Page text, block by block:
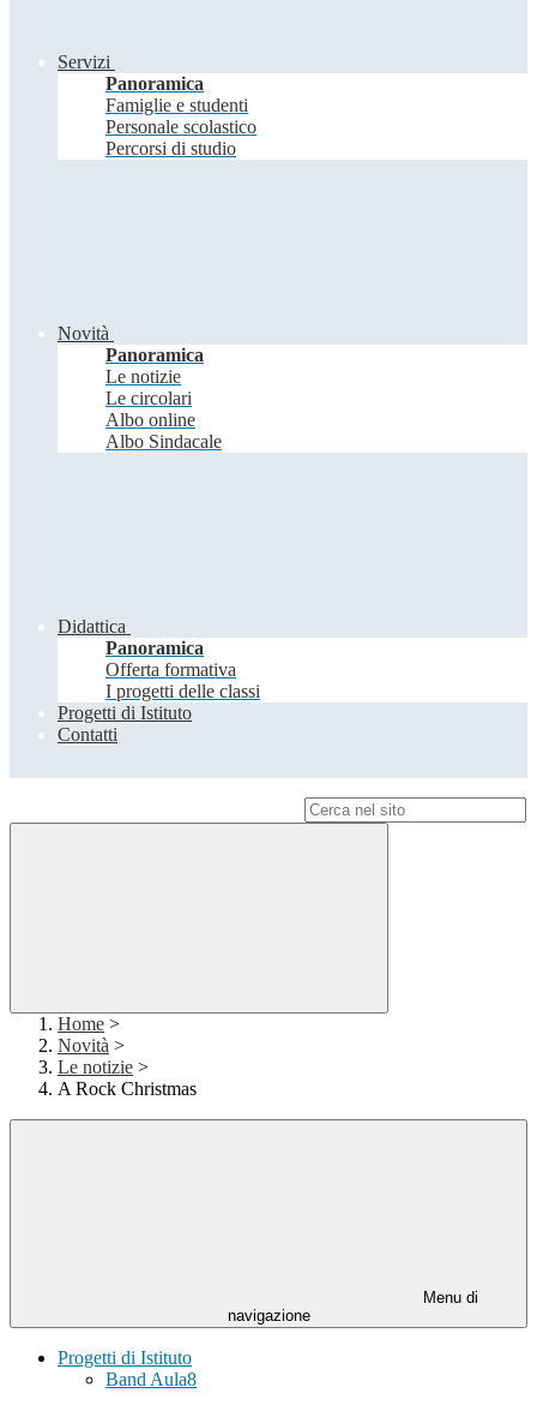
Servizi
Panoramica
Famiglie e studenti
Personale scolastico
Percorsi di studio
Novità
Panoramica
Le notizie
Le circolari
Albo online
Albo Sindacale
Didattica
Panoramica
Offerta formativa
I progetti delle classi
Progetti di Istituto
Contatti
Home >
Novità >
Le notizie >
A Rock Christmas
Menu di
navigazione
Progetti di Istituto
Band Aula8